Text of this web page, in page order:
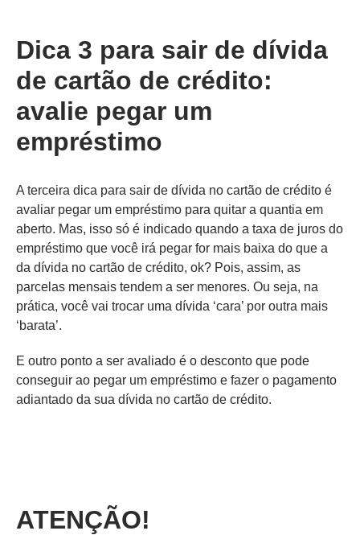
Dica 3 para sair de dívida
de cartão de crédito:
avalie pegar um
empréstimo
A terceira dica para sair de dívida no cartão de crédito é
avaliar pegar um empréstimo para quitar a quantia em
aberto. Mas, isso só é indicado quando a taxa de juros do
empréstimo que você irá pegar for mais baixa do que a
da dívida no cartão de crédito, ok? Pois, assim, as
parcelas mensais tendem a ser menores. Ou seja, na
prática, você vai trocar uma dívida ‘cara’ por outra mais
‘barata’.
E outro ponto a ser avaliado é o desconto que pode
conseguir ao pegar um empréstimo e fazer o pagamento
adiantado da sua dívida no cartão de crédito.
ATENÇÃO!